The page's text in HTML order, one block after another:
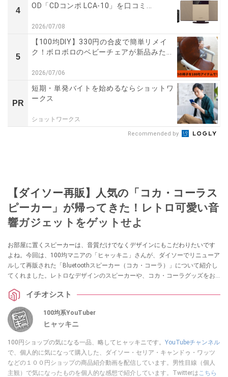
4
OD「CDコンポ LCA-10」を口コミ...
2026/07/08
5
【100均DIY】330円の合皮で簡単リメイ
ク！ボロボロのベビーチェアが新品みた...
2026/07/06
PR
短期・単発バイトを始めるならショットワ
ークス
ショットワークス
Recommended by
【ダイソー再販】人気の「コカ・コーラス
ピーカー」が帰ってきた！レトロ可愛い音
響ガジェットをゲットせよ
お部屋に置くスピーカーは、音質だけでなくデザインにもこだわりたいです
よね。今回は、100均マニアの「ヒャッキニ」さんが、ダイソーでリニューア
ルして再販された「Bluetoothスピーカー（コカ・コーラ）」について紹介し
てくれました。レトロなデザインのスピーカーや、コカ・コーラグッズをお
イチオシスト
100均系YouTuber
ヒャッキニ
100円ショップの気になる一品、略してヒャッキニです。 YouTubeチャンネル
で、個人的に気になって購入した、ダイソー・セリア・キャンドゥ・ワッツ
などの１００円ショップの商品紹介動画を配信しています。男性目線（個人
主観）で気になったものを個人的な感想で紹介しています。Twitterは こちら